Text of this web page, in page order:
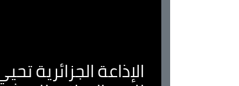
الإذاعة الجزائرية